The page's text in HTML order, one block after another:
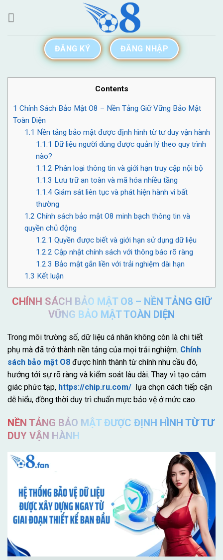
ĐĂNG KÝ
ĐĂNG NHẬP
Contents
1 Chính Sách Bảo Mật O8 – Nền Tảng Giữ Vững Bảo Mật
Toàn Diện
1.1 Nền tảng bảo mật được định hình từ tư duy vận hành
1.1.1 Dữ liệu người dùng được quản lý theo quy trình
nào?
1.1.2 Phân loại thông tin và giới hạn truy cập nội bộ
1.1.3 Lưu trữ an toàn và mã hóa nhiều tầng
1.1.4Giám sát liên tục và phát hiện hành vi bất
thường
1.2 Chính sách bảo mật O8 minh bạch thông tin và
quyền chủ động
1.2.1 Quyền được biết và giới hạn sử dụng dữ liệu
1.2.2 Cập nhật chính sách với thông báo rõ ràng
1.2.3 Bảo mật gắn liền với trải nghiệm dài hạn
1.3 Kết luận
CHÍNH SÁCH BẢO MẬT O8 – NỀN TẢNG GIỮ
VỮNG BẢO MẬT TOÀN DIỆN
Trong môi trường số, dữ liệu cá nhân không còn là chi tiết
phụ mà đã trở thành nền tảng của mọi trải nghiệm. Chính
sách bảo mật O8 được hình thành từ chính nhu cầu đó,
hướng tới sự rõ ràng và kiểm soát lâu dài. Thay vì tạo cảm
giác phức tạp, https://chip.ru.com/ lựa chọn cách tiếp cận
dễ hiểu, đồng thời duy trì chuẩn mực bảo vệ ở mức cao.
NỀN TẢNG BẢO MẬT ĐƯỢC ĐỊNH HÌNH TỪ TƯ
DUY VẬN HÀNH